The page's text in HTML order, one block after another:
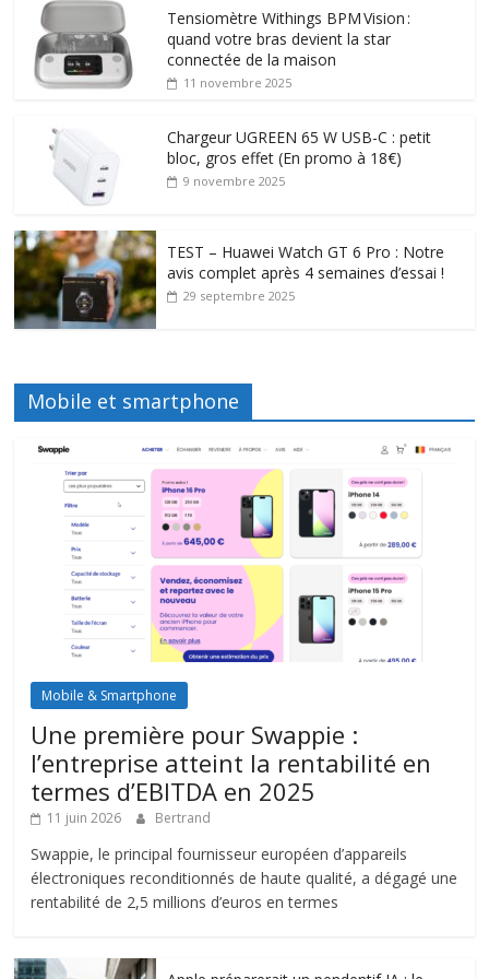
Tensiomètre Withings BPM Vision :
quand votre bras devient la star
connectée de la maison
11 novembre 2025
Chargeur UGREEN 65 W USB-C : petit
bloc, gros effet (En promo à 18€)
9 novembre 2025
TEST – Huawei Watch GT 6 Pro : Notre
avis complet après 4 semaines d’essai !
29 septembre 2025
Mobile et smartphone
Mobile & Smartphone
Une première pour Swappie :
l’entreprise atteint la rentabilité en
termes d’EBITDA en 2025
11 juin 2026 Bertrand
Swappie, le principal fournisseur européen d’appareils
électroniques reconditionnés de haute qualité, a dégagé une
rentabilité de 2,5 millions d’euros en termes